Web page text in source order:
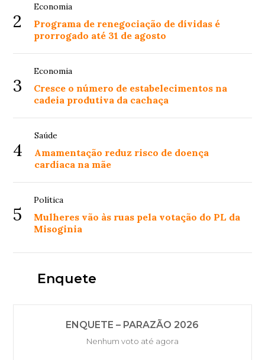
2
Economia
Programa de renegociação de dívidas é
prorrogado até 31 de agosto
3
Economia
Cresce o número de estabelecimentos na
cadeia produtiva da cachaça
4
Saúde
Amamentação reduz risco de doença
cardíaca na mãe
5
Política
Mulheres vão às ruas pela votação do PL da
Misoginia
Enquete
ENQUETE – PARAZÃO 2026
Nenhum voto até agora